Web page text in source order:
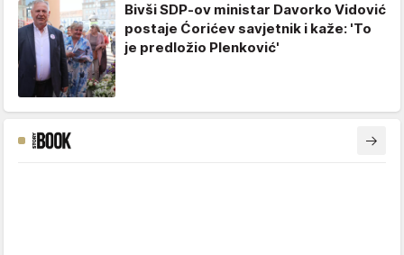
Bivši SDP-ov ministar Davorko Vidović
postaje Ćorićev savjetnik i kaže: 'To
je predložio Plenković'